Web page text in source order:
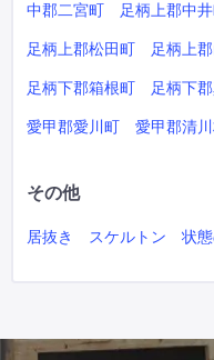
中郡二宮町 足柄上郡中
足柄上郡松田町 足柄上
足柄下郡箱根町 足柄下
愛甲郡愛川町 愛甲郡清
その他
居抜き スケルトン 状